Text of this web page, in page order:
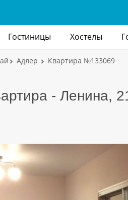
Гостиницы Хостелы
Адлер Квартира №133069
- Ленина,